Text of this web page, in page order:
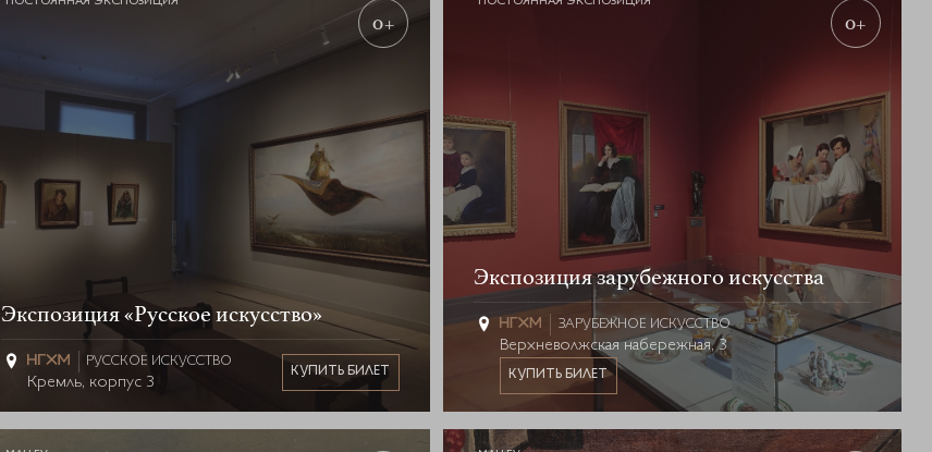
0+
Экспозиция «Русское искусство»
РУССКОЕ ИСКУССТВО
Кремль, корпус 3
КУПИТЬ БИЛЕТ
0+
Экспозиция зарубежного искусства
ЗАРУБЕЖНОЕ ИСКУССТВО
Верхневолжская набережная, 3
КУПИТЬ БИЛЕТ